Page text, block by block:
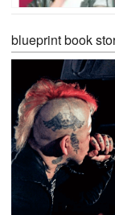
blueprint book